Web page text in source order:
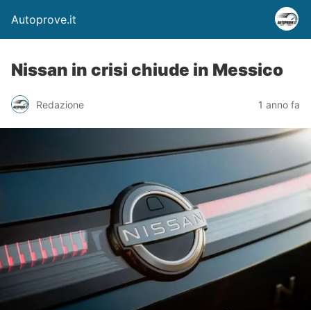
Autoprove.it
Nissan in crisi chiude in Messico
Redazione 1 anno fa